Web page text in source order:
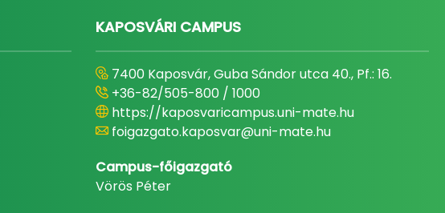
KAPOSVÁRI CAMPUS
7400 Kaposvár, Guba Sándor utca 40., Pf.: 16.
+36-82/505-800 / 1000
https://kaposvaricampus.uni-mate.hu
foigazgato.kaposvar@uni-mate.hu
Campus-főigazgató
Vörös Péter